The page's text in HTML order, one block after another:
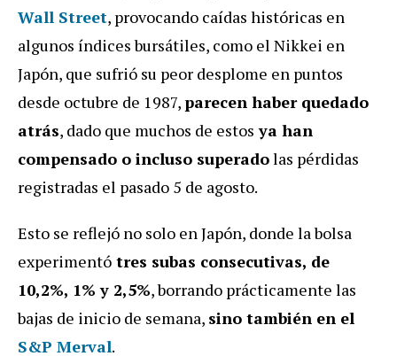
Wall Street, provocando caídas históricas en
algunos índices bursátiles, como el Nikkei en
Japón, que sufrió su peor desplome en puntos
desde octubre de 1987,parecen haber quedado
atrás, dado que muchos de estos ya han
compensado o incluso superadolas pérdidas
registradas el pasado 5 de agosto.
Esto se reflejó no solo en Japón, donde la bolsa
experimentó tres subas consecutivas, de
10,2%, 1% y 2,5%, borrando prácticamente las
bajas de inicio de semana, sino también en el
S&P Merval.